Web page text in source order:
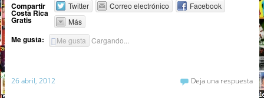
Compartir
Costa Rica
Gratis
Twitter Correo electrónico
Facebook
Más
Me gusta: Me gusta Cargando...
26 abril, 2012 Deja una respuesta